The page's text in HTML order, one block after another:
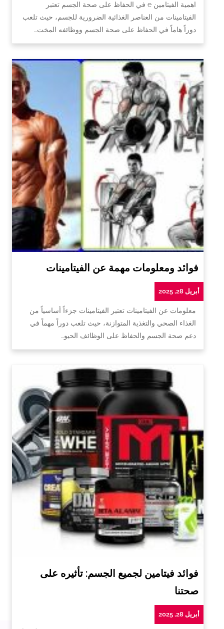
اهمية الفيتامين e في الحفاظ على صحة الجسم تعتبر
الفيتامينات من العناصر الغذائية الضرورية للجسم، حيث تلعب
دوراً هاماً في الحفاظ على صحة الجسم ووظائفه المخت…
فوائد ومعلومات مهمة عن الفيتامينات
أبريل 28, 2025
معلومات عن الفيتامينات تعتبر الفيتامينات جزءاً أساسياً من
الغذاء الصحي والتغذية المتوازنة، حيث تلعب دوراً مهماً في
دعم صحة الجسم والحفاظ على الوظائف الحيو…
فوائد فيتامين لجميع الجسم: تأثيره على
صحتنا
أبريل 28, 2025